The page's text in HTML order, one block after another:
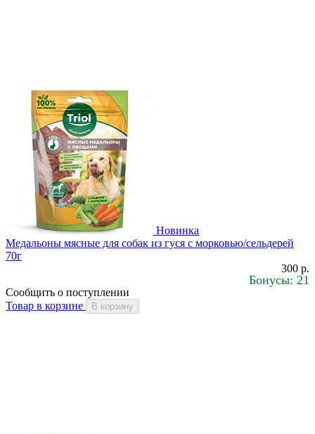
Новинка
Медальоны мясные для собак из гуся с морковью/сельдерей
70г
300 р.
Бонусы: 21
Сообщить о поступлении
Товар в корзине
В корзину